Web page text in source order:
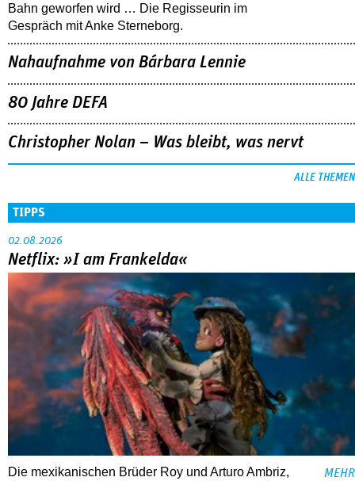
Bahn geworfen wird … Die Regisseurin im
Gespräch mit Anke Sterneborg.
Nahaufnahme von Bárbara Lennie
80 Jahre DEFA
Christopher Nolan – Was bleibt, was nervt
ALLE THEMEN
TIPPS
02.08.2026
Netflix: »I am Frankelda«
Die mexikanischen Brüder Roy und Arturo Ambriz,
MEHR